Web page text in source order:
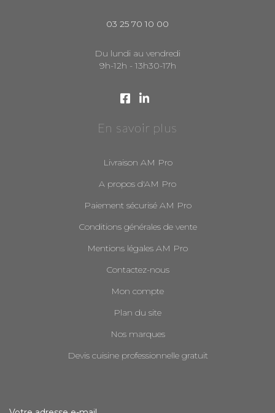
03 25 70 10 00
Du lundi au vendredi
9h-12h - 13h30-17h
En savoir plus
Livraison AM Pro
A propos d'AM Pro
Paiement sécurisé AM Pro
Conditions générales de vente
Mentions légales AM Pro
Contactez-nous
Mon compte
Plan du site
Nos marques
Devis cuisine professionnelle gratuit